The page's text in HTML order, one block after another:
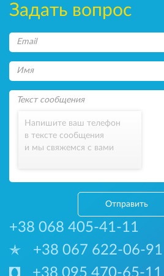
Задать вопрос
Напишите ваш телефон
в тексте сообщения
и мы свяжемся с вами
Отправить
+38 068 405-41-11
+38 067 622-06-91
+38 095 470-65-11